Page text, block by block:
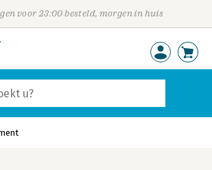
voor 23:00 besteld, morgen in huis